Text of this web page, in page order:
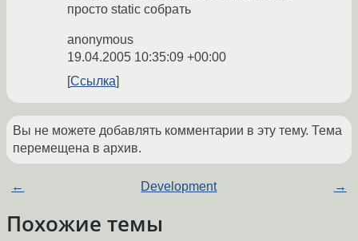
просто static собрать
anonymous
19.04.2005 10:35:09 +00:00
Ссылка
Вы не можете добавлять комментарии в эту тему. Тема
перемещена в архив.
← Development →
Похожие темы